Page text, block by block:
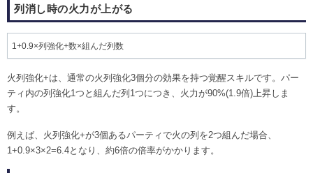
列消し時の火力が上がる
1+0.9×列強化+数×組んだ列数
火列強化+は、通常の火列強化3個分の効果を持つ覚醒スキルです。パー
ティ内の列強化1つと組んだ列1つにつき、火力が90%(1.9倍)上昇しま
す。
例えば、火列強化+が3個あるパーティで火の列を2つ組んだ場合、
1+0.9×3×2=6.4となり、約6倍の倍率がかかります。